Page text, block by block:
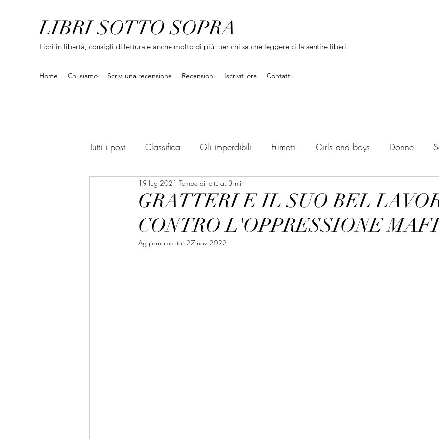
LIBRI SOTTO SOPRA
Libri in libertà, consigli di lettura e anche molto di più, per chi sa che leggere ci fa sentire liberi
Home Chi siamo Scrivi una recensione Recensioni Iscriviti ora Contatti
Tutti i post Classifica Gli imperdibili Fumetti Girls and boys Donne
Informatica / Social / Saggi Dal libro al film
GRATTERI E IL SUO BEL
CONTRO L'OPPRESSIONE
19 lug 2021 Tempo di lettura: 3 min
Aggiornamento: 27 nov 2022